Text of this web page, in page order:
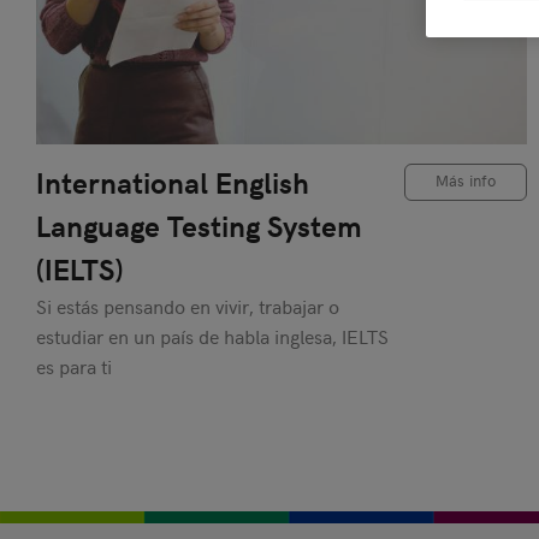
International English
Language Testing System
(IELTS)
Si estás pensando en vivir, trabajar o
estudiar en un país de habla inglesa, IELTS
es para ti
Más info